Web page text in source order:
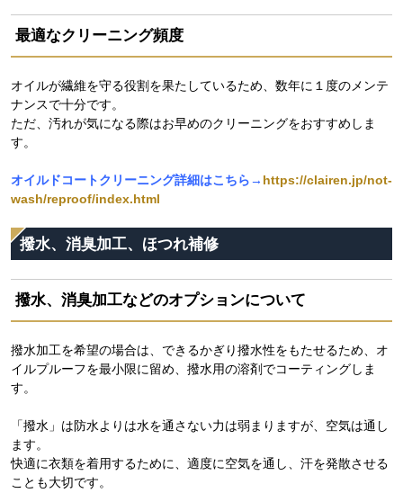
最適なクリーニング頻度
オイルが繊維を守る役割を果たしているため、数年に１度のメンテ
ナンスで十分です。
ただ、汚れが気になる際はお早めのクリーニングをおすすめしま
す。
オイルドコートクリーニング詳細はこちら→ https://clairen.jp/not-
wash/reproof/index.html
撥水、消臭加工、ほつれ補修
撥水、消臭加工などのオプションについて
撥水加工を希望の場合は、できるかぎり撥水性をもたせるため、オ
イルプルーフを最小限に留め、撥水用の溶剤でコーティングしま
す。
「撥水」は防水よりは水を通さない力は弱まりますが、空気は通し
ます。
快適に衣類を着用するために、適度に空気を通し、汗を発散させる
ことも大切です。